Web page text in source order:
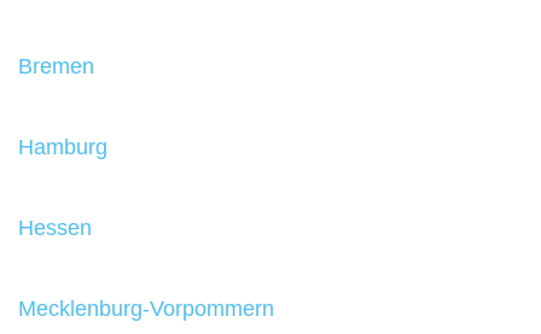
Bremen
Hamburg
Hessen
Mecklenburg-Vorpommern